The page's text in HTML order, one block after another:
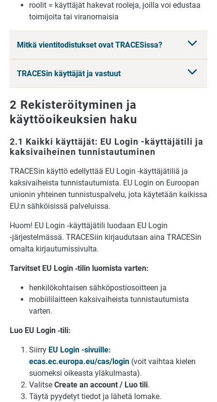
roolit = käyttäjät hakevat rooleja, joilla voi edustaa
toimijoita tai viranomaisia
Mitkä vientitodistukset ovat TRACESissa?
TRACESin käyttäjät ja vastuut
2 Rekisteröityminen ja
käyttöoikeuksien haku
2.1 Kaikki käyttäjät: EU Login -käyttäjätili ja
kaksivaiheinen tunnistautuminen
TRACESin käyttö edellyttää EU Login -käyttäjätiliä ja
kaksivaiheista tunnistautumista. EU Login on Euroopan
unionin yhteinen tunnistuspalvelu, jota käytetään kaikissa
EU:n sähköisissä palveluissa.
Huom! EU Login ‑käyttäjätili luodaan EU Login
‑järjestelmässä. TRACESiin kirjaudutaan aina TRACESin
omalta kirjautumissivulta.
Tarvitset EU Login ‑tilin luomista varten:
henkilökohtaisen sähköpostiosoitteen ja
mobiililaitteen kaksivaiheista tunnistautumista
varten.
Luo EU Login ‑tili:
Siirry EU Login -sivuille:
ecas.ec.europa.eu/cas/login (voit vaihtaa kielen
suomeksi oikeasta yläkulmasta).
Valitse Create an account / Luo tili.
Täytä pyydetyt tiedot ja lähetä lomake.